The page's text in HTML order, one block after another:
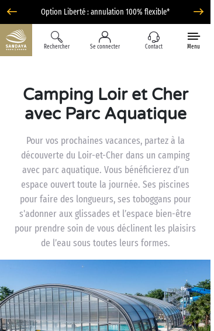
Option Liberté : annulation 100% flexible*
Rechercher Se connecter Contact Menu
Camping Loir et Cher
avec Parc Aquatique
Pour vos prochaines vacances, partez à la
découverte du Loir-et-Cher dans un camping
avec parc aquatique. Vous bénéficierez d’un
espace ouvert toute la journée. Ses piscines
pour faire des longueurs, ses toboggans pour
s'adonner aux glissades et l’espace bien-être
pour prendre soin de vous déclinent les plaisirs
de l’eau sous toutes leurs formes.